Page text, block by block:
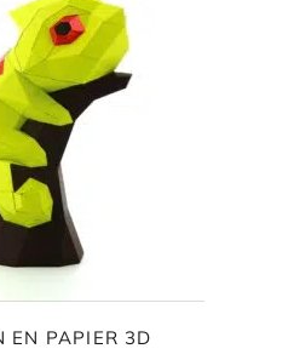
EN PAPIER 3D